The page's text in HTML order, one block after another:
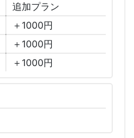
追加プラン
＋1000円
＋1000円
＋1000円